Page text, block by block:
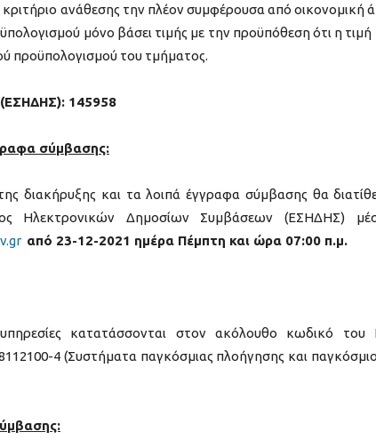
κριτήριο ανάθεσης την πλέον συμφέρουσα από
μόνο βάσει τιμής με την προϋπόθεση ότι η
προϋπολογισμού του τμήματος.
145958
σύμβασης:
διακήρυξης και τα λοιπά έγγραφα σύμβασης θα
Ηλεκτρονικών Δημοσίων Συμβάσεων (ΕΣΗΔΗΣ)
από 23-12-2021 ημέρα Πέμπτη και ώρα 07:00 π.μ.
κατατάσσονται στον ακόλουθο κωδικό του
4 (Συστήματα παγκόσμιας πλοήγησης και